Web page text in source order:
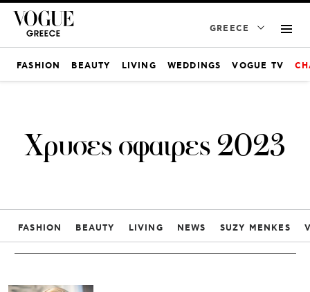
GREECE
FASHION BEAUTY LIVING WEDDINGS VOGUE TV
Χρυσες σφαιρες 2023
FASHION BEAUTY LIVING NEWS SUZY MENKES